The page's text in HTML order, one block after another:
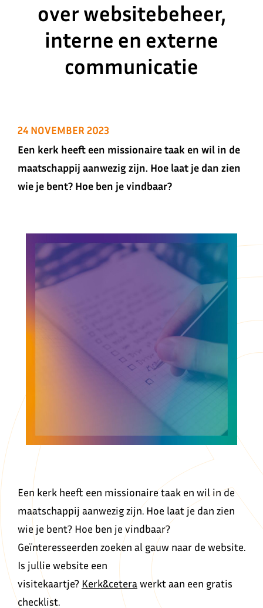
over websitebeheer,
interne en externe
communicatie
24 NOVEMBER 2023
Een kerk heeft een missionaire taak en wil in de
maatschappij aanwezig zijn. Hoe laat je dan zien
wie je bent? Hoe ben je vindbaar?
Een kerk heeft een missionaire taak en wil in de
maatschappij aanwezig zijn. Hoe laat je dan zien
wie je bent? Hoe ben je vindbaar?
Geïnteresseerden zoeken al gauw naar de website.
Is jullie website een
visitekaartje? Kerk&ceterawerkt aan een gratis
checklist.